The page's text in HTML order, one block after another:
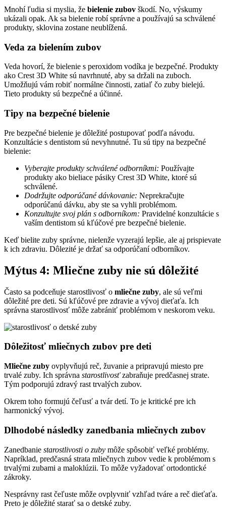
Mnohí ľudia si myslia, že bielenie zubov škodí. No, výskumy
ukázali opak. Ak sa bielenie robí správne a používajú sa schválené
produkty, sklovina zostane neublížená.
Veda za bielením zubov
Veda hovorí, že bielenie s peroxidom vodíka je bezpečné. Produkty
ako Crest 3D White sú navrhnuté, aby sa držali na zuboch.
Umožňujú vám robiť normálne činnosti, zatiaľ čo zuby bielejú.
Tieto produkty sú bezpečné a účinné.
Tipy na bezpečné bielenie
Pre bezpečné bielenie je dôležité postupovať podľa návodu.
Konzultácie s dentistom sú nevyhnutné. Tu sú tipy na bezpečné
bielenie:
Vyberajte produkty schválené odborníkmi: Používajte
produkty ako bieliace pásiky Crest 3D White, ktoré sú
schválené.
Dodržujte odporúčané dávkovanie: Neprekračujte
odporúčanú dávku, aby ste sa vyhli problémom.
Konzultujte svoj plán s odborníkom: Pravidelné konzultácie s
vaším dentistom sú kľúčové pre bezpečné bielenie.
Keď bielite zuby správne, nielenže vyzerajú lepšie, ale aj prispievate
k ich zdraviu. Dôlezité je držať sa odporúčaní odborníkov.
Mýtus 4: Mliečne zuby nie sú dôležité
Často sa podceňuje starostlivosť o mliečne zuby, ale sú veľmi
dôležité pre deti. Sú kľúčové pre zdravie a vývoj dieťaťa. Ich
správna starostlivosť môže zabrániť problémom v neskorom veku.
Dôležitosť mliečnych zubov pre deti
Mliečne zuby ovplyvňujú reč, žuvanie a pripravujú miesto pre
trvalé zuby. Ich správna starostlivosťzabraňuje predčasnej strate.
Tým podporujú zdravý rast trvalých zubov.
Okrem toho formujú čeľusť a tvár detí. To je kritické pre ich
harmonický vývoj.
Dlhodobé následky zanedbania mliečnych zubov
Zanedbanie starostlivosti o zuby môže spôsobiť veľké problémy.
Napríklad, predčasná strata mliečnych zubov vedie k problémom s
trvalými zubami a maloklúzii. To môže vyžadovať ortodontické
zákroky.
Nesprávny rast čeľuste môže ovplyvniť vzhľad tváre a reč dieťaťa.
Preto je dôležité starať sa o detské zuby.